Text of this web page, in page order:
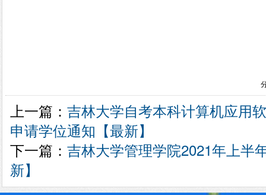
上一篇： 吉林大学自考本科计算机应用
申请学位通知【最新】
下一篇： 吉林大学管理学院2021年上半
新】